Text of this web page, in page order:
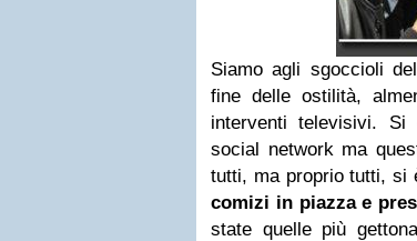
Siamo agli sgoccioli
fine delle ostilità,
interventi televisivi. Si
social network ma
tutti, ma proprio tutti, si
comizi in piazza e
state quelle più